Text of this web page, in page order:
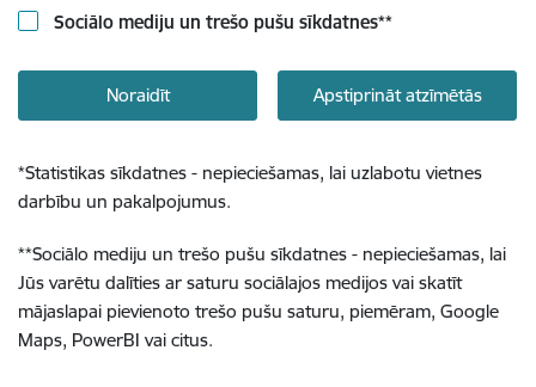
Sociālo mediju un trešo pušu sīkdatnes**
Noraidīt Apstiprināt atzīmētās
*Statistikas sīkdatnes - nepieciešamas, lai uzlabotu vietnes
darbību un pakalpojumus.
**Sociālo mediju un trešo pušu sīkdatnes - nepieciešamas, lai
Jūs varētu dalīties ar saturu sociālajos medijos vai skatīt
mājaslapai pievienoto trešo pušu saturu, piemēram, Google
Maps, PowerBI vai citus.